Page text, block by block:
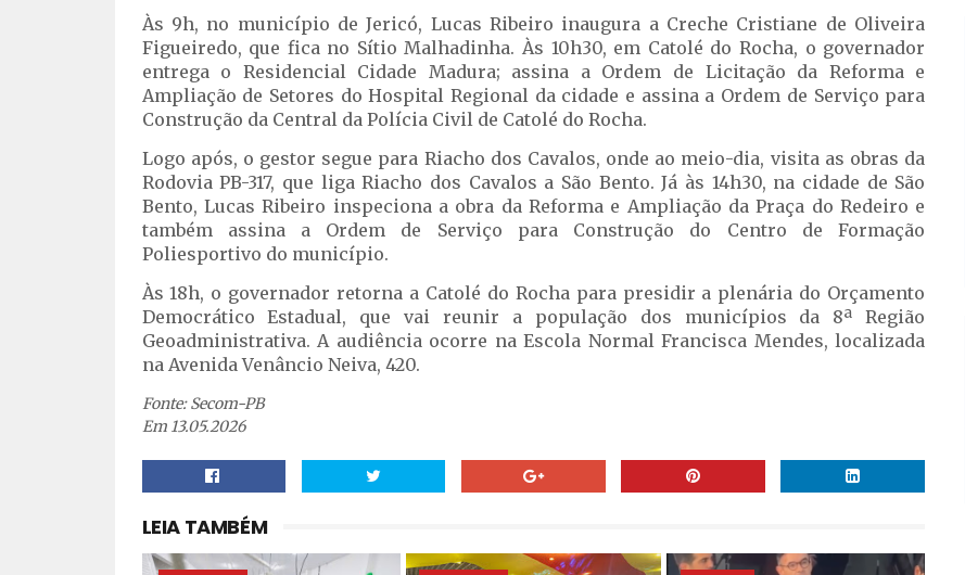
Às 9h, no município de Jericó, Lucas Ribeiro inaugura a Creche Cristiane de Oliveira
Figueiredo, que fica no Sítio Malhadinha. Às 10h30, em Catolé do Rocha, o governador
entrega o Residencial Cidade Madura; assina a Ordem de Licitação da Reforma e
Ampliação de Setores do Hospital Regional da cidade e assina a Ordem de Serviço para
Construção da Central da Polícia Civil de Catolé do Rocha.
Logo após, o gestor segue para Riacho dos Cavalos, onde ao meio-dia, visita as obras da
Rodovia PB-317, que liga Riacho dos Cavalos a São Bento. Já às 14h30, na cidade de São
Bento, Lucas Ribeiro inspeciona a obra da Reforma e Ampliação da Praça do Redeiro e
também assina a Ordem de Serviço para Construção do Centro de Formação
Poliesportivo do município.
Às 18h, o governador retorna a Catolé do Rocha para presidir a plenária do Orçamento
Democrático Estadual, que vai reunir a população dos municípios da 8ª Região
Geoadministrativa. A audiência ocorre na Escola Normal Francisca Mendes, localizada
na Avenida Venâncio Neiva, 420.
Fonte: Secom-PB
Em 13.05.2026
LEIA TAMBÉM